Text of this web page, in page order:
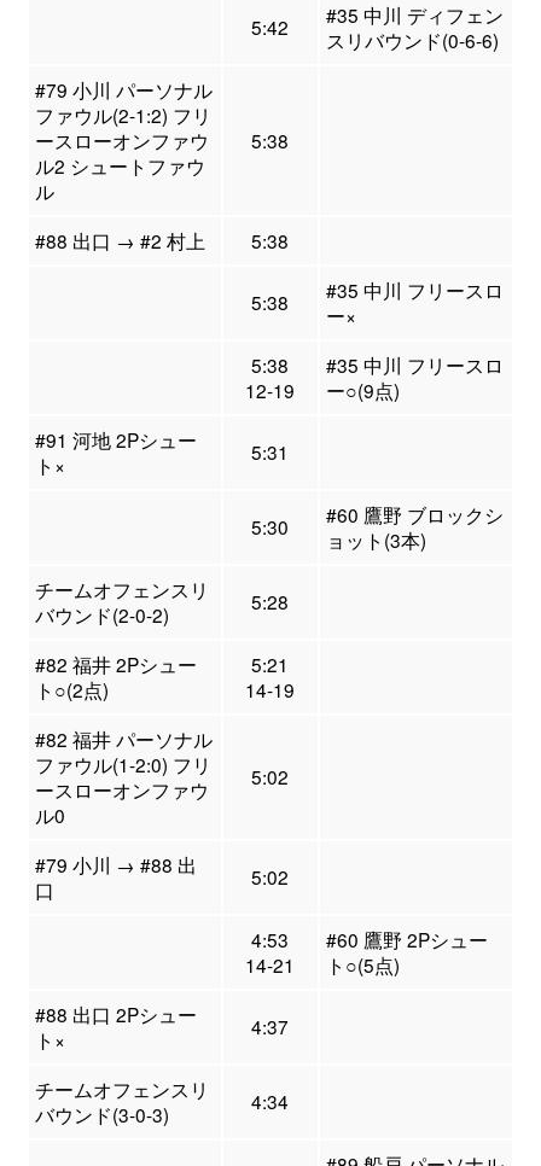
5:42
#35 中川 ディフェン
スリバウンド(0-6-6)
#79 小川 パーソナル
ファウル(2-1:2) フリ
ースローオンファウ
ル2 シュートファウ
ル
5:38
#88 出口 → #2 村上 5:38
5:38
#35 中川 フリースロ
ー×
5:38
12-19
#35 中川 フリースロ
ー○(9点)
#91 河地 2Pシュー
ト×
5:31
5:30
#60 鷹野 ブロックシ
ョット(3本)
チームオフェンスリ
バウンド(2-0-2)
5:28
#82 福井 2Pシュー
ト○(2点)
5:21
14-19
#82 福井 パーソナル
ファウル(1-2:0) フリ
ースローオンファウ
ル0
5:02
#79 小川 → #88 出
口
5:02
4:53
14-21
#60 鷹野 2Pシュー
ト○(5点)
#88 出口 2Pシュー
ト×
4:37
チームオフェンスリ
バウンド(3-0-3)
4:34